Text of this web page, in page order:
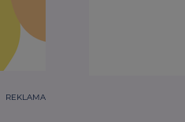
REKLAMA